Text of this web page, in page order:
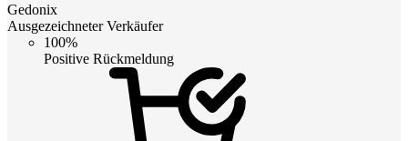
Gedonix
Ausgezeichneter Verkäufer
100%
Positive Rückmeldung